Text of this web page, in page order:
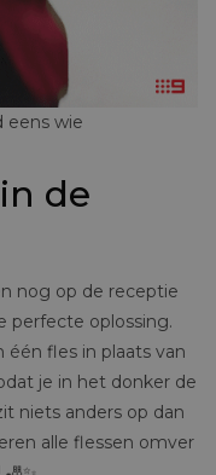
eens wie
de
nog op de receptie
perfecte oplossing.
fles in plaats van
je in het donker de
niets anders op dan
alle flessen omver